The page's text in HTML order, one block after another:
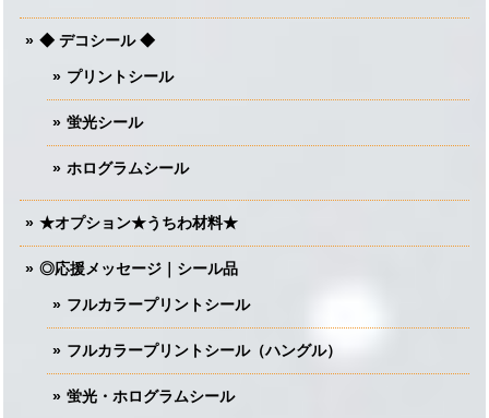
◆ デコシール ◆
プリントシール
蛍光シール
ホログラムシール
★オプション★うちわ材料★
◎応援メッセージ｜シール品
フルカラープリントシール
フルカラープリントシール（ハングル）
蛍光・ホログラムシール